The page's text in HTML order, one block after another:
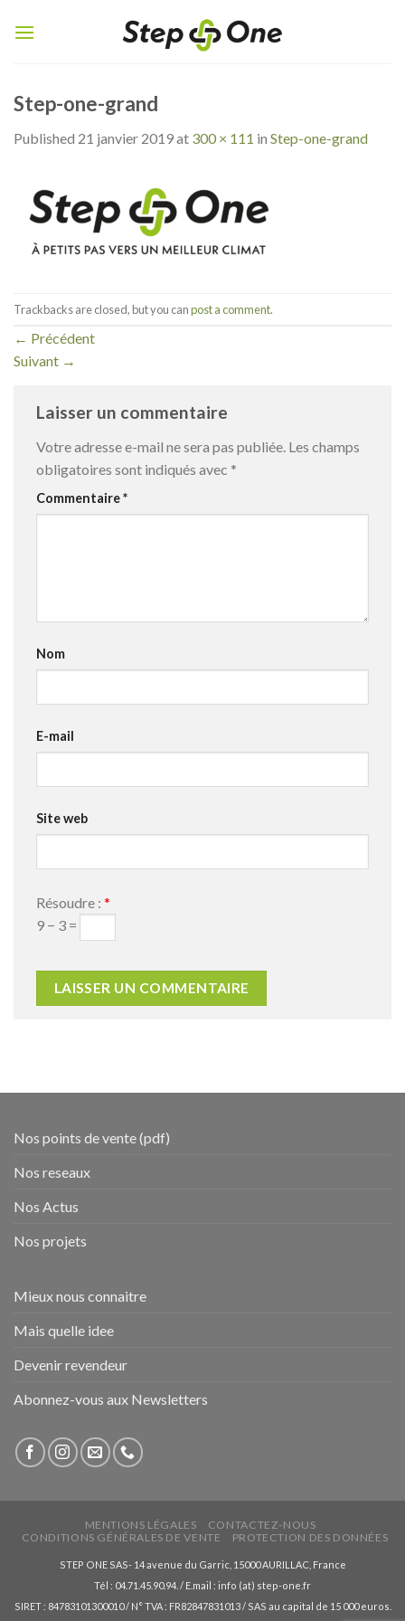
Step-one-grand
Published 21 janvier 2019at 300 × 111 in Step-one-grand
Trackbacks are closed, but you canpost a comment.
← Précédent
Suivant →
Laisser un commentaire
Votre adresse e-mail ne sera pas publiée. Les champs
obligatoires sont indiqués avec *
Commentaire*
Nom
E-mail
Site web
Résoudre : *
9 − 3 =
Nos points de vente (pdf)
Nos reseaux
Nos Actus
Nos projets
Mieux nous connaitre
Mais quelle idee
Devenir revendeur
Abonnez-vous aux Newsletters
MENTIONS LÉGALES
CONTACTEZ-NOUS
CONDITIONS GÉNÉRALES DE VENTE
PROTECTION DES DONNÉES
STEP ONE SAS- 14 avenue du Garric, 15000 AURILLAC, France
Tél : 04.71.45.90.94. / E.mail : info (at) step-one.fr
SIRET : 84783101300010 / N° TVA : FR82847831013 / SAS au capital de 15 000 euros.